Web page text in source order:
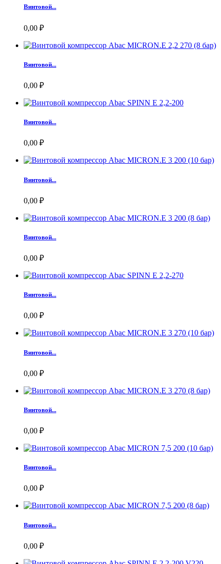
Винтовой...
0,00 ₽
Винтовой...
0,00 ₽
Винтовой...
0,00 ₽
Винтовой...
0,00 ₽
Винтовой...
0,00 ₽
Винтовой...
0,00 ₽
Винтовой...
0,00 ₽
Винтовой...
0,00 ₽
Винтовой...
0,00 ₽
Винтовой...
0,00 ₽